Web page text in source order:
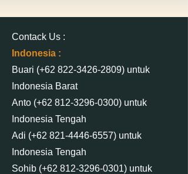
Contack Us :
Indonesia :
Buari (+62 822-3426-2809) untuk
Indonesia Barat
Anto (+62 812-3296-0300) untuk
Indonesia Tengah
Adi (+62 821-4446-6557) untuk
Indonesia Tengah
Sohib (+62 812-3296-0301) untuk